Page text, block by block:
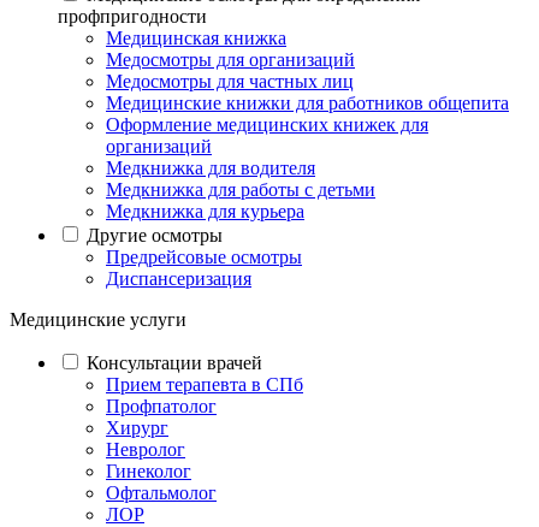
профпригодности
Медицинская книжка
Медосмотры для организаций
Медосмотры для частных лиц
Медицинские книжки для работников общепита
Оформление медицинских книжек для
организаций
Медкнижка для водителя
Медкнижка для работы с детьми
Медкнижка для курьера
Другие осмотры
Предрейсовые осмотры
Диспансеризация
Медицинские услуги
Консультации врачей
Прием терапевта в СПб
Профпатолог
Хирург
Невролог
Гинеколог
Офтальмолог
ЛОР